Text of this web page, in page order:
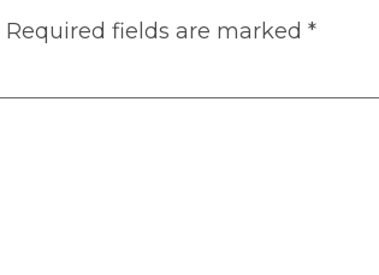
Required fields are marked *